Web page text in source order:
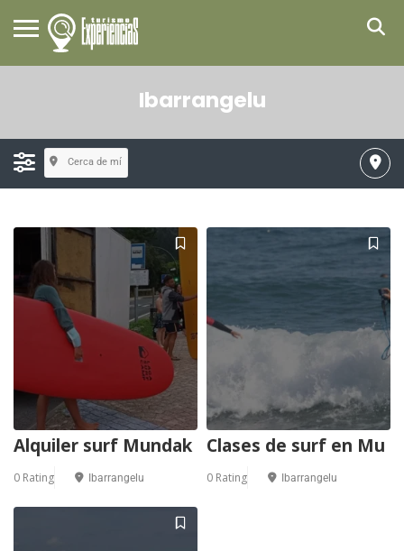
Ibarrangelu
Cerca de mí
Alquiler surf Mundak
0 Rating Ibarrangelu
Clases de surf en Mu
0 Rating Ibarrangelu